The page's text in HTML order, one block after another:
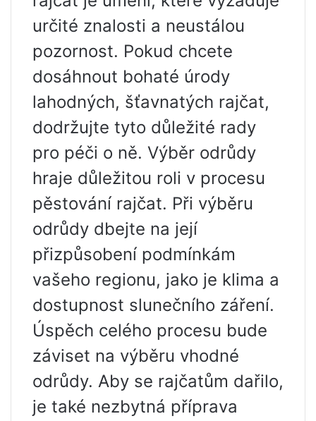
určité znalosti a neustálou
pozornost. Pokud chcete
dosáhnout bohaté úrody
lahodných, šťavnatých rajčat,
dodržujte tyto důležité rady
pro péči o ně. Výběr odrůdy
hraje důležitou roli v procesu
pěstování rajčat. Při výběru
odrůdy dbejte na její
přizpůsobení podmínkám
vašeho regionu, jako je klima a
dostupnost slunečního záření.
Úspěch celého procesu bude
záviset na výběru vhodné
odrůdy. Aby se rajčatům dařilo,
je také nezbytná příprava